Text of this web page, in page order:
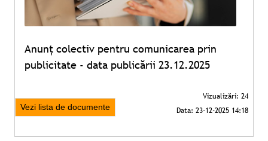
Anunț colectiv pentru comunicarea prin
publicitate - data publicării 23.12.2025
Vezi lista de documente